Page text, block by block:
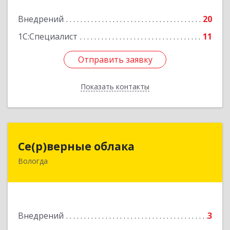
Внедрений
20
1С:Специалист
11
Отправить заявку
Показать контакты
Подробнее
Отправить заявку
Назад
Се(р)верные облака
Вологда
Внедрений
3
Се(р)верные облака